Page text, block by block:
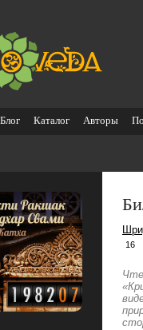
Блог Каталог Авторы
16